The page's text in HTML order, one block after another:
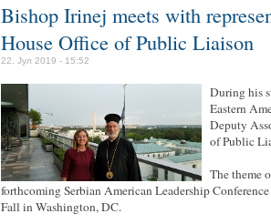
Bishop Irinej meets with
House Office of Public Liaison
22. Јул 2019 - 15:52
During his
Eastern
Deputy
of Public
The theme
forthcoming Serbian American Leadership
Fall in Washington, DC.